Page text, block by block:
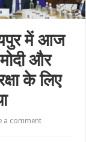
में आज
और
के लिए
a comment